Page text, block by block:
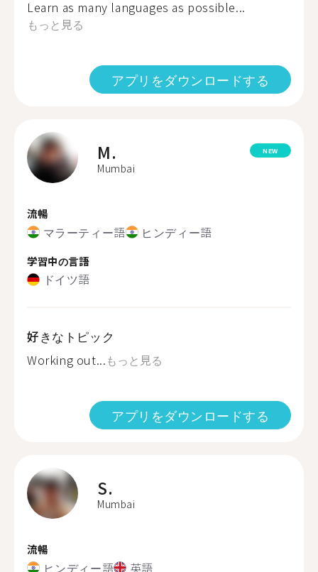
Learn as many languages as possible...
もっと見る
アプリをダウンロードする
M.
Mumbai
NEW
流暢
マラーティー語 ヒンディー語
学習中の言語
ドイツ語
好きなトピック
Working out...もっと見る
アプリをダウンロードする
S.
Mumbai
流暢
ヒンディー語 英語